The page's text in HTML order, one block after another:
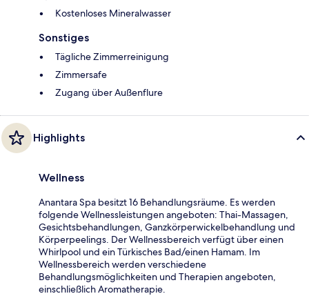
Kostenloses Mineralwasser
Sonstiges
Tägliche Zimmerreinigung
Zimmersafe
Zugang über Außenflure
Highlights
Wellness
Anantara Spa besitzt 16 Behandlungsräume. Es werden
folgende Wellnessleistungen angeboten: Thai-Massagen,
Gesichtsbehandlungen, Ganzkörperwickelbehandlung und
Körperpeelings. Der Wellnessbereich verfügt über einen
Whirlpool und ein Türkisches Bad/einen Hamam. Im
Wellnessbereich werden verschiedene
Behandlungsmöglichkeiten und Therapien angeboten,
einschließlich Aromatherapie.